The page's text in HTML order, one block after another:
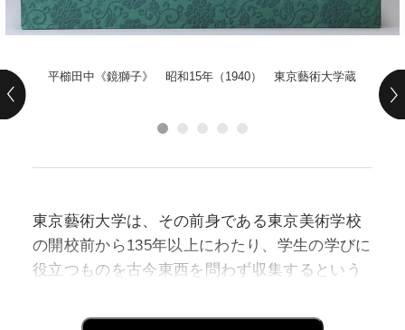
平櫛田中《鏡獅子》 昭和15年（1940） 東京藝術大学蔵
東京藝術大学は、その前身である東京美術学校
の開校前から135年以上にわたり、学生の学びに
役立つものを古今東西を問わず収集するという
た。そのなかには、歴代の教員や学生の作品、